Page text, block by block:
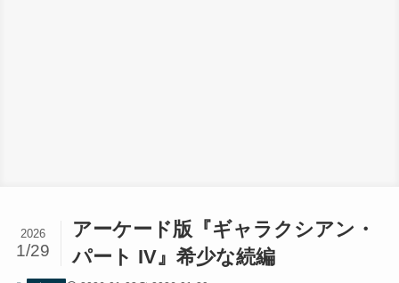
アーケード版『ギャラクシアン・
パート IV』希少な続編
2026
1/29